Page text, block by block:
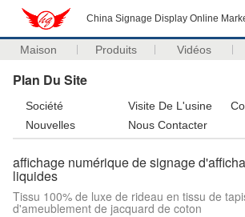
China Signage Display Online
Maison Produits Vidéos
Plan Du Site
Société Visite De L'usine
Nouvelles
Nous Contacter
affichage numérique de signage
liquides
Tissu 100% de luxe de rideau en tissu de
d'ameublement de jacquard de coton